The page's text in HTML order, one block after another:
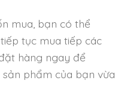
mua, bạn có thể
tục mua tiếp các
hàng ngay để
phẩm của bạn vừa